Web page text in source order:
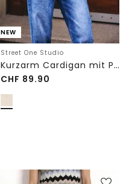
NEW
Street One Studio
Kurzarm Cardigan mit Polokragen
CHF 89.90